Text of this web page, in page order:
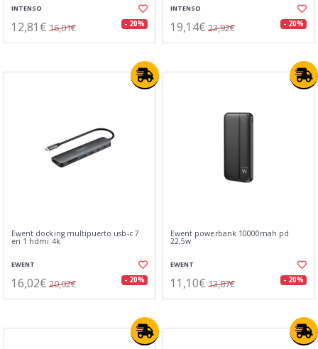
INTENSO
12,81€ 16,01€ - 20%
INTENSO
19,14€ 23,92€ - 20%
Ewent docking multipuerto usb-c 7
en 1 hdmi 4k
EWENT
16,02€ 20,02€ - 20%
Ewent powerbank 10000mah pd
22,5w
EWENT
11,10€ 13,87€ - 20%